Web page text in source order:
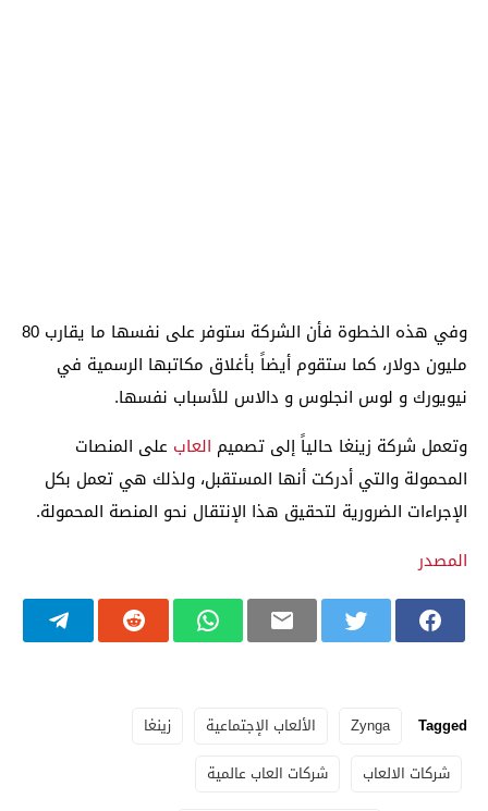
وفي هذه الخطوة فأن الشركة ستوفر على نفسها ما يقارب 80
مليون دولار، كما ستقوم أيضاً بأغلاق مكاتبها الرسمية في
نيويورك و لوس انجلوس و دالاس للأسباب نفسها.
وتعمل شركة زينغا حالياً إلى تصميم العاب على المنصات
المحمولة والتي أدركت أنها المستقبل، ولذلك هي تعمل بكل
الإجراءات الضرورية لتحقيق هذا الإنتقال نحو المنصة المحمولة.
المصدر
Tagged
Zynga الألعاب الإجتماعية
زينغا
شركات الالعاب
شركات العاب عالمية